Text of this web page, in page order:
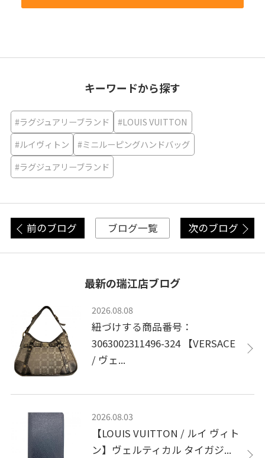
キーワードから探す
#ラグジュアリーブランド
#LOUIS VUITTON
#ルイヴィトン
#ミニルーピングハンドバッグ
#ラグジュアリーブランド
前のブログ ブログ一覧 次のブログ
最新の瑞江店ブログ
2026.08.08
紐づけする商品番号：
3063002311496-324 【VERSACE
/ ヴェ...
2026.08.03
【LOUIS VUITTON / ルイ ヴィト
ン】ヴェルティカル タイガジ...